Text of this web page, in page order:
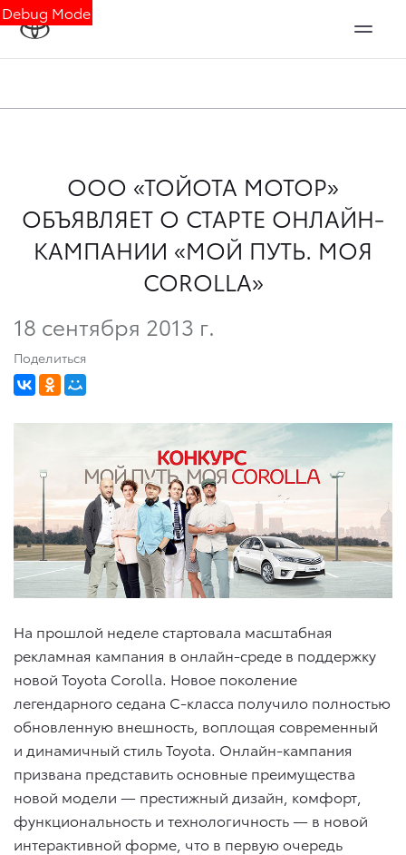
Debug Mode
ООО «ТОЙОТА МОТОР»
ОБЪЯВЛЯЕТ О СТАРТЕ ОНЛАЙН-
КАМПАНИИ «МОЙ ПУТЬ. МОЯ
COROLLA»
18 сентября 2013 г.
Поделиться
На прошлой неделе стартовала масштабная
рекламная кампания в онлайн-среде в поддержку
новой Toyota Corolla. Новое поколение
легендарного седана С-класса получило полностью
обновленную внешность, воплощая современный
и динамичный стиль Toyota. Онлайн-кампания
призвана представить основные преимущества
новой модели — престижный дизайн, комфорт,
функциональность и технологичность — в новой
интерактивной форме, что в первую очередь